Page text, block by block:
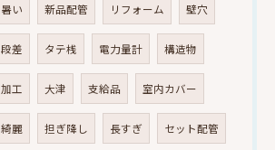
暑い 新品配管 リフォーム 壁穴
段差 タテ桟 電力量計 構造物
加工 大津 支給品 室内カバー
綺麗 担ぎ降し 長すぎ セット配管